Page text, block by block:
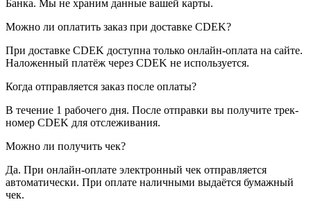
Банка. Мы не храним данные вашей карты.
Можно ли оплатить заказ при доставке CDEK?
При доставке CDEK доступна только онлайн-оплата на сайте.
Наложенный платёж через CDEK не используется.
Когда отправляется заказ после оплаты?
В течение 1 рабочего дня. После отправки вы получите трек-
номер CDEK для отслеживания.
Можно ли получить чек?
Да. При онлайн-оплате электронный чек отправляется
автоматически. При оплате наличными выдаётся бумажный
чек.